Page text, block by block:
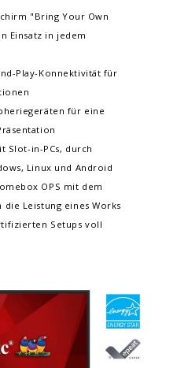
"Bring Your Own
Einsatz in jedem
Play-Konnektivität für
für eine
Slot-in-PCs, durch
Linux und Android
OPS mit dem
die Leistung eines Works
Setups voll